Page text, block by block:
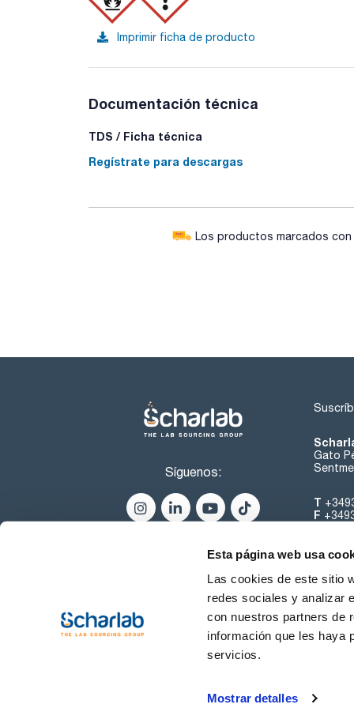
Esta página web usa
Las cookies de este sitio
redes sociales y analizar
con nuestros partners de
información que les haya
servicios.
Mostrar detalles
Imprimir ficha de producto
Documentación técnica
TDS / Ficha técnica
Regístrate para descargas
Los productos marcados con
Síguenos:
Gato
T
F
Condiciones de Uso